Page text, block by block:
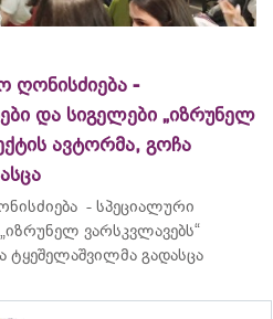
ღონისძიება -
და სიგელები „იზრუნელ
ავტორმა, გოჩა
- სპეციალური
ვარსკვლავებს“
გადასცა